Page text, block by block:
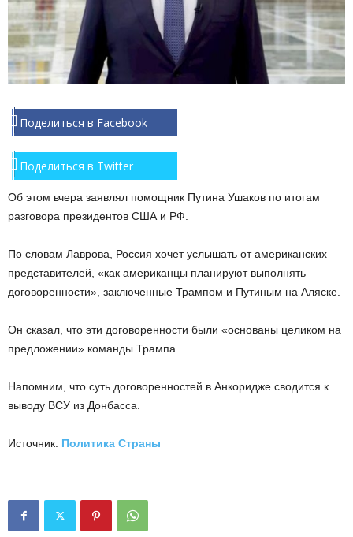
Поделиться в Facebook
Поделиться в Twitter
Об этом вчера заявлял помощник Путина Ушаков по итогам
разговора президентов США и РФ.
По словам Лаврова, Россия хочет услышать от американских
представителей, «как американцы планируют выполнять
договоренности», заключенные Трампом и Путиным на Аляске.
Он сказал, что эти договоренности были «основаны целиком на
предложении» команды Трампа.
Напомним, что суть договоренностей в Анкоридже сводится к
выводу ВСУ из Донбасса.
Источник: Политика Страны